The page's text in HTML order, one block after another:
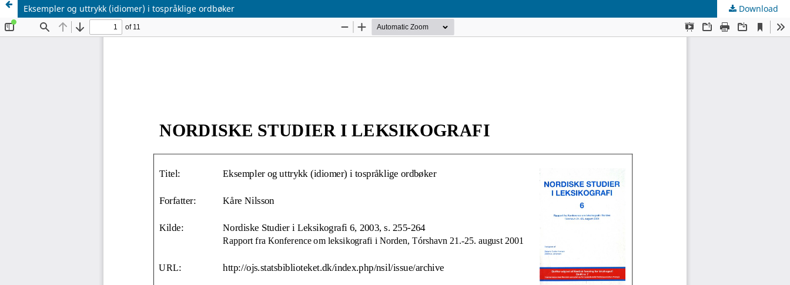
Eksempler og uttrykk (idiomer) i tospråklige ordbøker Download